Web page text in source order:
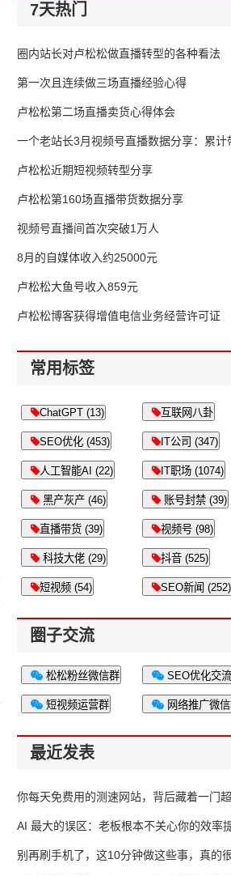
7天热门
圈内站长对卢松松做直播转型的各种看法
第一次且连续做三场直播经验心得
卢松松第二场直播卖货心得体会
一个老站长3月视频号直播数据分享：累计
65万
卢松松近期短视频转型分享
卢松松第160场直播带货数据分享
视频号直播间首次突破1万人
8月的自媒体收入约25000元
卢松松大鱼号收入859元
卢松松博客获得增值电信业务经营许可证
常用标签
ChatGPT (13) 互联网八卦
SEO优化 (453) IT公司 (347)
人工智能AI (22) IT职场 (1074)
黑产灰产 (46) 账号封禁 (39)
直播带货 (39) 视频号 (98)
科技大佬 (29) 抖音 (525)
短视频 (54) SEO新闻 (252)
圈子交流
松松粉丝微信群 SEO优化交
短视频运营群 网络推广微
最近发表
你每天免费用的测速网站，背后藏着一门
生意
AI 最大的误区：老板根本不关心你的效率
别再刷手机了，这10分钟做这些事，真的